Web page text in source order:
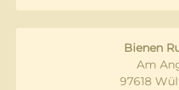
Bienen
Am
97618